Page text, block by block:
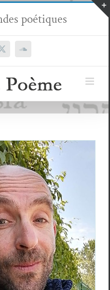
poétiques
X SoundCloud
Angle mort
Page